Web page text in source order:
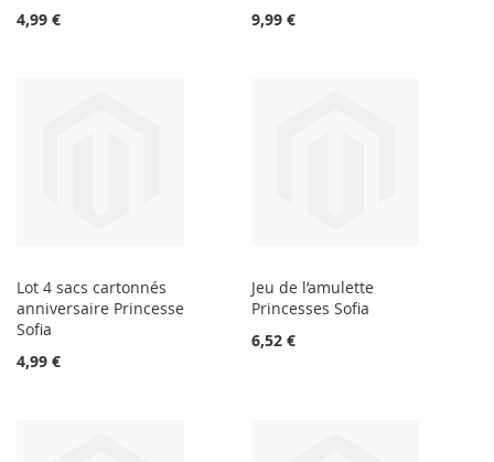
4,99 €
9,99 €
Lot 4 sacs cartonnés
anniversaire Princesse
Sofia
4,99 €
Jeu de l’amulette
Princesses Sofia
6,52 €